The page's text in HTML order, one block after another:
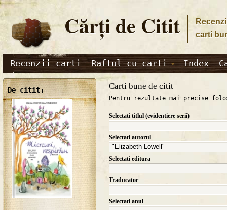
Cărţi de Citit
carti
Recenzii carti Raftul cu carti Index
De citit: Carti bune de citit
Pentru rezultate mai precise
Selectati titlul (evidentiere serii)
Selectati autorul
Selectati editura
Traducator
Selectati anul